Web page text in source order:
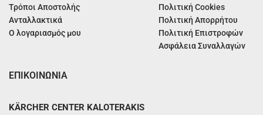
Τρόποι Αποστολής
Ανταλλακτικά
Ο λογαριασμός μου
Πολιτική Cookies
Πολιτική Απορρήτου
Πολιτική Επιστροφών
Ασφάλεια Συναλλαγών
ΕΠΙΚΟΙΝΩΝΙΑ
KÄRCHER CENTER KALOTERAKIS